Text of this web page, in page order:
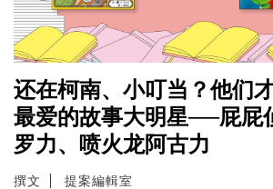
还在柯南、小叮当？他们
最爱的故事大明星──屁屁
罗力、喷火龙阿古力
撰文 提案編輯室